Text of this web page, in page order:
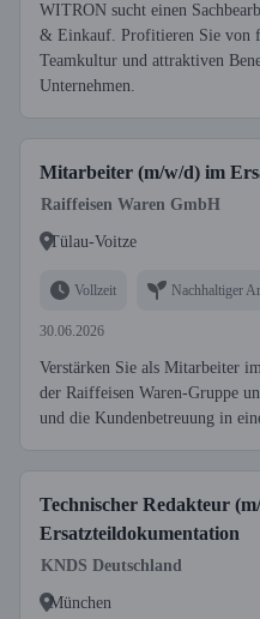
WITRON sucht einen
& Einkauf. Profitieren Sie von
Teamkultur und attraktiven
Unternehmen.
Mitarbeiter (m/w/d) im
Raiffeisen Waren GmbH
Tülau-Voitze
Vollzeit Nachhaltiger
30.06.2026
Verstärken Sie als Mitarbeiter
der Raiffeisen Waren-Gruppe
und die Kundenbetreuung in
Technischer Redakteur
Ersatzteildokumentation
KNDS Deutschland
München